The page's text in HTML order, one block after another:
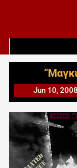
Jun 10, 2008